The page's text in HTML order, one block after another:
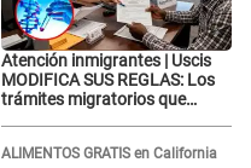
Atención inmigrantes | Uscis
MODIFICA SUS REGLAS: Los
trámites migratorios que
ALIMENTOS GRATIS en California